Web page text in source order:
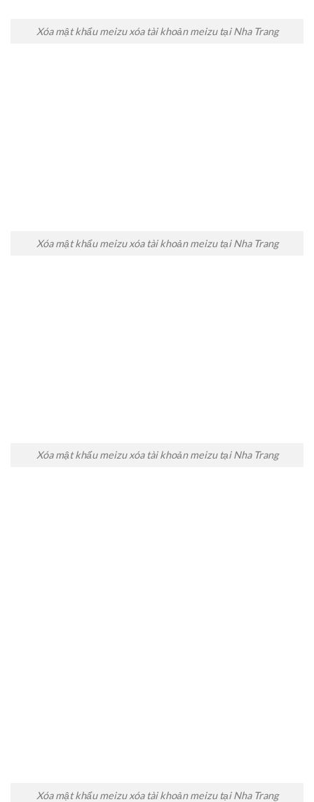
Xóa mật khẩu meizu xóa tài khoản meizu tại Nha Trang
Xóa mật khẩu meizu xóa tài khoản meizu tại Nha Trang
Xóa mật khẩu meizu xóa tài khoản meizu tại Nha Trang
Xóa mật khẩu meizu xóa tài khoản meizu tại Nha Trang